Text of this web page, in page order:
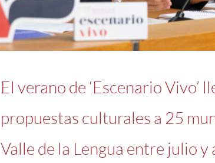
El verano de ‘Escenario Vivo’
propuestas culturales a 25
Valle de la Lengua entre julio y